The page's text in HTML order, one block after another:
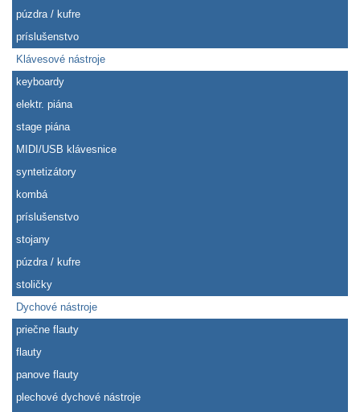
púzdra / kufre
príslušenstvo
Klávesové nástroje
keyboardy
elektr. piána
stage piána
MIDI/USB klávesnice
syntetizátory
kombá
príslušenstvo
stojany
púzdra / kufre
stoličky
Dychové nástroje
priečne flauty
flauty
panove flauty
plechové dychové nástroje